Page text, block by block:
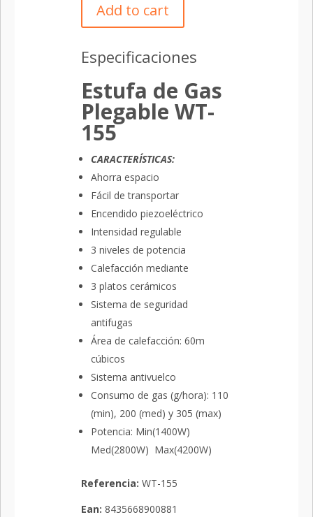
Plegable
quantity
Add to cart
Especificaciones
Estufa de Gas
Plegable WT-
155
CARACTERÍSTICAS:
Ahorra espacio
Fácil de transportar
Encendido piezoeléctrico
Intensidad regulable
3 niveles de potencia
Calefacción mediante
3 platos cerámicos
Sistema de seguridad
antifugas
Área de calefacción: 60m
cúbicos
Sistema antivuelco
Consumo de gas (g/hora): 110
(min), 200 (med) y 305 (max)
Potencia: Min(1400W)
Med(2800W) Max(4200W)
Referencia: WT-155
Ean: 8435668900881